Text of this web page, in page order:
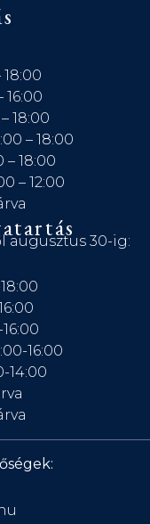
16:00
18:00
– 18:00
– 18:00
– 12:00
augusztus 30-ig:
16:00
14:00